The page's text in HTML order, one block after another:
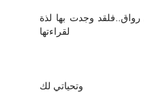
وجدت بها لذة
لقراءتها
وتحياتي لك